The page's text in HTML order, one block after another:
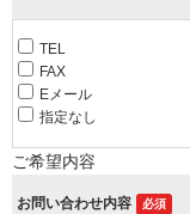
TEL
FAX
Eメール
指定なし
ご希望内容
お問い合わせ内容 必須